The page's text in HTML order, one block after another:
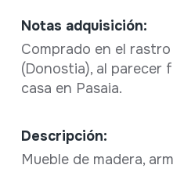
Notas adquisición:
Comprado en el
(Donostia), al parecer
casa en Pasaia.
Descripción:
Mueble de madera,